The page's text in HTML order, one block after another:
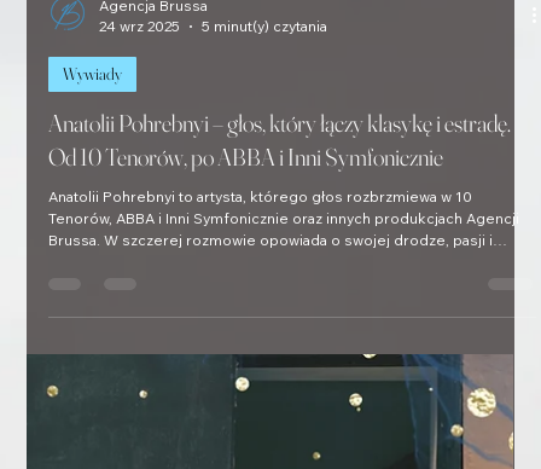
Agencja Brussa
24 wrz 2025
5 minut(y) czytania
Od 10 Tenorów, po ABBA i Inni Symfonicznie
Anatolii Pohrebnyi to artysta, którego głos rozbrzmiewa w 10
Tenorów, ABBA i Inni Symfonicznie oraz innych produkcjach Agencji
Brussa. W szczerej rozmowie opowiada o swojej drodze, pasji i